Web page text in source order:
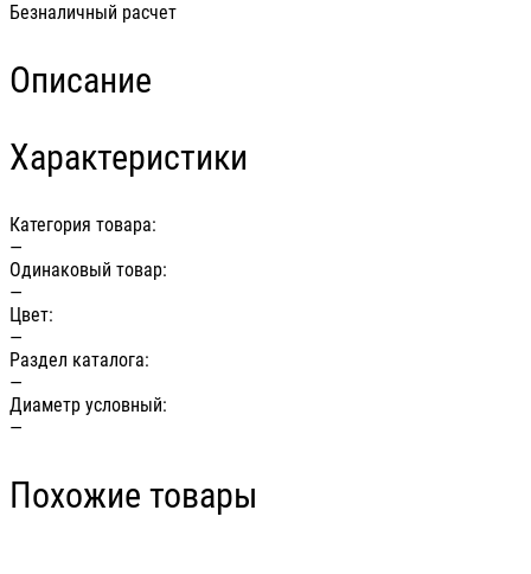
Безналичный расчет
Описание
Характеристики
Категория товара:
—
Одинаковый товар:
—
Цвет:
—
Раздел каталога:
—
Диаметр условный:
—
Похожие товары